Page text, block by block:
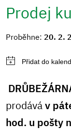
Prodej
Proběhne: 20. 2.
prodáváv
hod. u pošty